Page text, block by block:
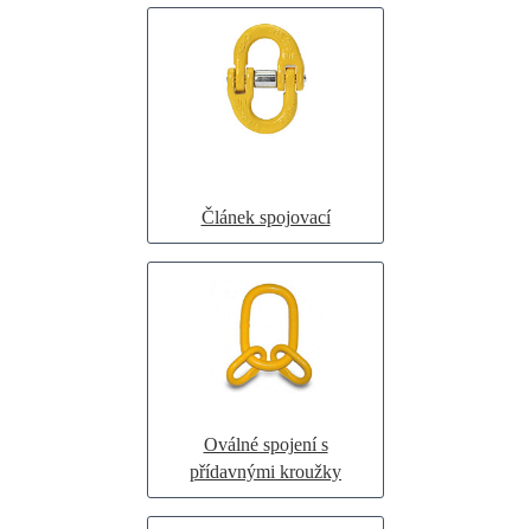
Článek spojovací
Oválné spojení s
přídavnými kroužky